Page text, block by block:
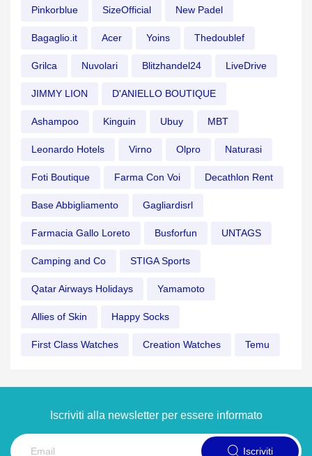
Pinkorblue SizeOfficial New Padel
Bagaglio.it Acer Yoins Thedoublef
Grilca Nuvolari Blitzhandel24 LiveDrive
JIMMY LION D'ANIELLO BOUTIQUE
Ashampoo Kinguin Ubuy MBT
Leonardo Hotels Virno Olpro Naturasi
Foti Boutique Farma Con Voi Decathlon Rent
Base Abbigliamento Gagliardisrl
Farmacia Gallo Loreto Busforfun UNTAGS
Camping and Co STIGA Sports
Qatar Airways Holidays Yamamoto
Allies of Skin Happy Socks
First Class Watches Creation Watches Temu
Iscriviti alla newsletter per essere informato
Iscriviti